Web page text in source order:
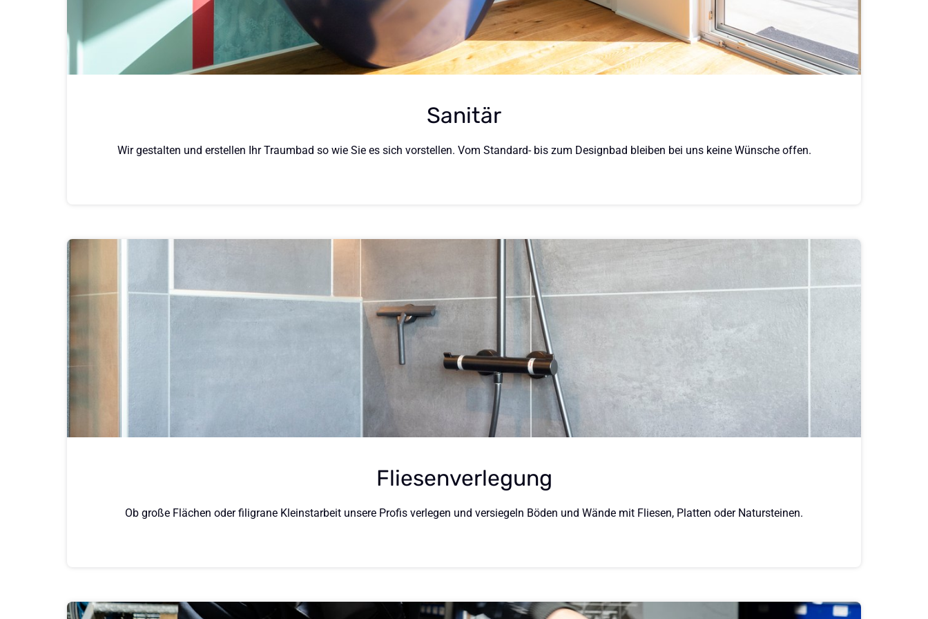
Sanitär
Wir gestalten und erstellen Ihr Traumbad so wie Sie es sich vorstellen. Vom Standard- bis zum Designbad bleiben bei uns keine Wünsche offen.
Fliesenverlegung
Ob große Flächen oder filigrane Kleinstarbeit unsere Profis verlegen und versiegeln Böden und Wände mit Fliesen, Platten oder Natursteinen.